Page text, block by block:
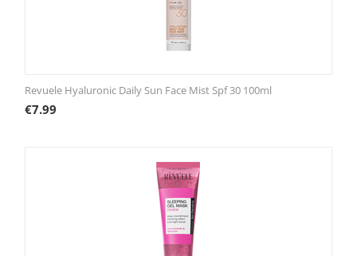
Revuele Hyaluronic Daily Sun Face Mist Spf 30 100ml
€7.99